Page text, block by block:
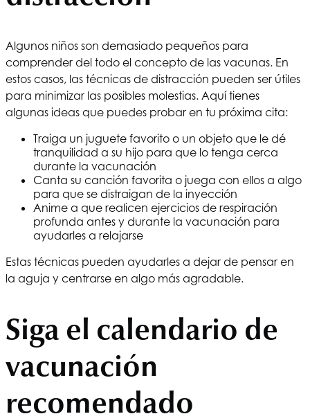
Algunos niños son demasiado pequeños para
comprender del todo el concepto de las vacunas. En
estos casos, las técnicas de distracción pueden ser útiles
para minimizar las posibles molestias. Aquí tienes
algunas ideas que puedes probar en tu próxima cita:
Traiga un juguete favorito o un objeto que le dé
tranquilidad a su hijo para que lo tenga cerca
durante la vacunación
Canta su canción favorita o juega con ellos a algo
para que se distraigan de la inyección
Anime a que realicen ejercicios de respiración
profunda antes y durante la vacunación para
ayudarles a relajarse
Estas técnicas pueden ayudarles a dejar de pensar en
la aguja y centrarse en algo más agradable.
Siga el calendario de
vacunación
recomendado